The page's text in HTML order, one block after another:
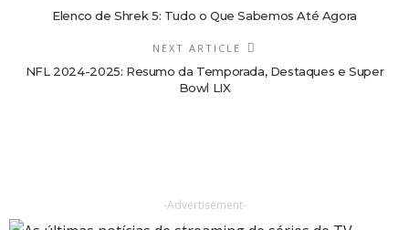
Elenco de Shrek 5: Tudo o Que Sabemos Até Agora
NEXT ARTICLE
NFL 2024-2025: Resumo da Temporada, Destaques e Super
Bowl LIX
-Advertisement-